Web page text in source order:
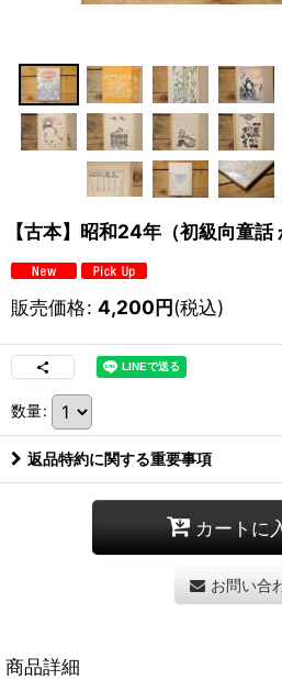
【古本】昭和24年（初級向童話
販売価格: 4,200円(税込)
数量:
返品特約に関する重要事項
カートに
お問い合
商品詳細